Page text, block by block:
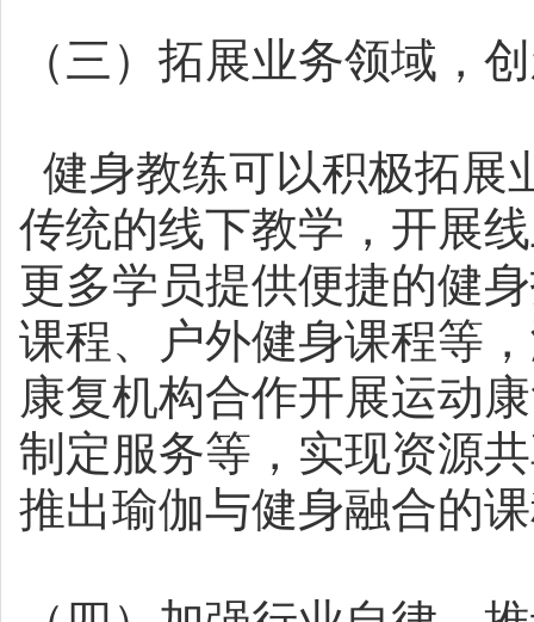
（三）拓展业务领域，
健身教练可以积极拓展
传统的线下教学，开展
更多学员提供便捷的健
课程、户外健身课程等
康复机构合作开展运动
制定服务等，实现资源
推出瑜伽与健身融合的